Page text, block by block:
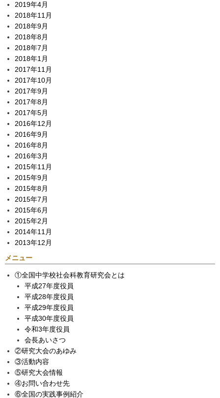
2019年4月
2018年11月
2018年9月
2018年8月
2018年7月
2018年1月
2017年11月
2017年10月
2017年9月
2017年8月
2017年5月
2016年12月
2016年9月
2016年8月
2016年3月
2015年11月
2015年9月
2015年8月
2015年7月
2015年6月
2015年2月
2014年11月
2013年12月
メニュー
①全国中学校社会科教育研究会とは
平成27年度役員
平成28年度役員
平成29年度役員
平成30年度役員
令和3年度役員
会長あいさつ
②研究大会のあゆみ
③活動内容
⑤研究大会情報
④お問い合わせ先
⑥全国の実践事例紹介